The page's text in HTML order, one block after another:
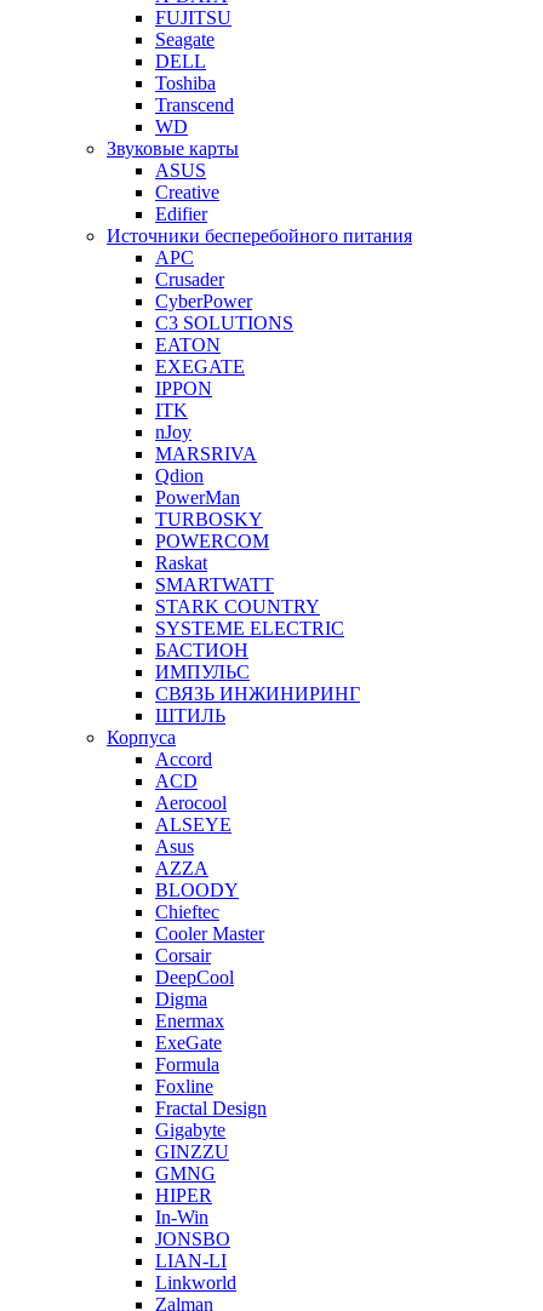
FUJITSU
Seagate
DELL
Toshiba
Transcend
WD
Звуковые карты
ASUS
Creative
Edifier
Источники бесперебойного питания
APC
Crusader
CyberPower
C3 SOLUTIONS
EATON
EXEGATE
IPPON
ITK
nJoy
MARSRIVA
Qdion
PowerMan
TURBOSKY
POWERCOM
Raskat
SMARTWATT
STARK COUNTRY
SYSTEME ELECTRIC
БАСТИОН
ИМПУЛЬС
СВЯЗЬ ИНЖИНИРИНГ
ШТИЛЬ
Корпуса
Accord
ACD
Aerocool
ALSEYE
Asus
AZZA
BLOODY
Chieftec
Cooler Master
Corsair
DeepCool
Digma
Enermax
ExeGate
Formula
Foxline
Fractal Design
Gigabyte
GINZZU
GMNG
HIPER
In-Win
JONSBO
LIAN-LI
Linkworld
Zalman